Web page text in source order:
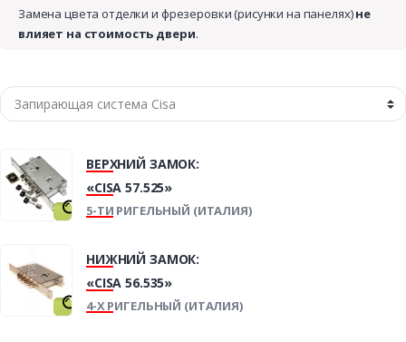
Замена цвета отделки и фрезеровки (рисунки на панелях)не
влияет на стоимость двери.
ВЕРХНИЙ ЗАМОК:
«CISA 57.525»
5-ТИ РИГЕЛЬНЫЙ (ИТАЛИЯ)
НИЖНИЙ ЗАМОК:
«CISA 56.535»
4-Х РИГЕЛЬНЫЙ (ИТАЛИЯ)